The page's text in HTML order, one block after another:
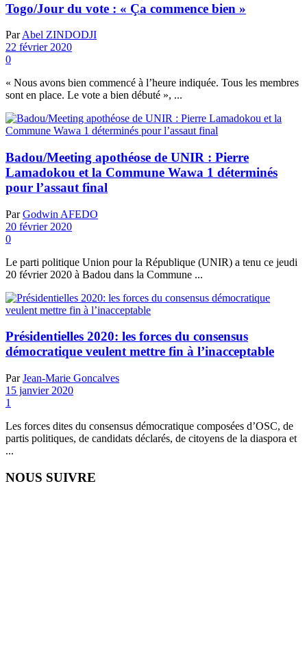
Togo/Jour du vote : « Ça commence bien »
Par Abel ZINDODJI
22 février 2020
0
« Nous avons bien commencé à l’heure indiquée. Tous les membres
sont en place. Le vote a bien débuté », ...
Badou/Meeting apothéose de UNIR : Pierre
Lamadokou et la Commune Wawa 1 déterminés
pour l’assaut final
Par Godwin AFEDO
20 février 2020
0
Le parti politique Union pour la République (UNIR) a tenu ce jeudi
20 février 2020 à Badou dans la Commune ...
Présidentielles 2020: les forces du consensus
démocratique veulent mettre fin à l’inacceptable
Par Jean-Marie Goncalves
15 janvier 2020
1
Les forces dites du consensus démocratique composées d’OSC, de
partis politiques, de candidats déclarés, de citoyens de la diaspora et
...
NOUS SUIVRE